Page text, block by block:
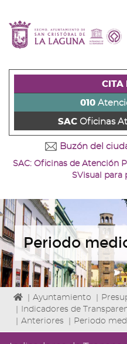
contenido
principal
página
s)
a
la
la
+
Ir
al
la
+
Ir
principal
u)
CITA
010
SAC Oficinas
Buzón del
SAC: Oficinas de Atención
SVisual para
Periodo
Icono
de
Home
para
Ayuntamiento
Indicadores de
Anteriores Periodo